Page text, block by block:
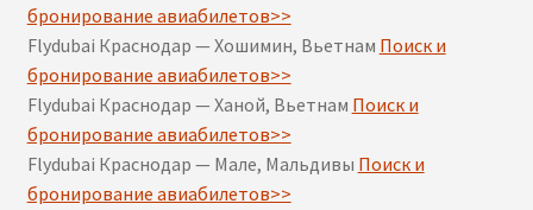
бронирование авиабилетов>>
Flydubai Краснодар — Хошимин, Вьетнам Поиск и
бронирование авиабилетов>>
Flydubai Краснодар — Ханой, Вьетнам Поиск и
бронирование авиабилетов>>
Flydubai Краснодар — Мале, Мальдивы Поиск и
бронирование авиабилетов>>